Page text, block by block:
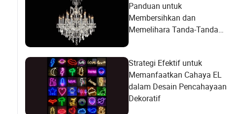
Panduan untuk
Membersihkan dan
Memelihara Tanda-Tanda
Strategi Efektif untuk
Memanfaatkan Cahaya EL
dalam Desain Pencahayaan
Dekoratif